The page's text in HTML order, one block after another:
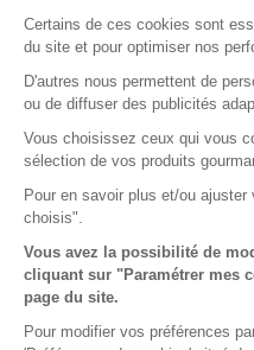
Certains de ces cookies sont
du site et pour optimiser nos
D'autres nous permettent de
ou de diffuser des publicités
Vous choisissez ceux qui vous
sélection de vos produits
Pour en savoir plus et/ou
choisis".
Vous avez la possibilité de
cliquant sur "Paramétrer mes
page du site.
Pour modifier vos préférences